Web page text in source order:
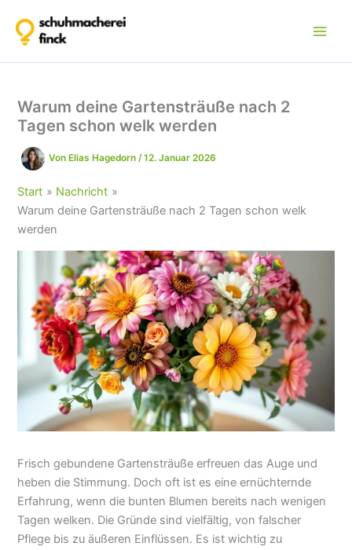
Inhalt
springen
Warum deine Gartensträuße nach 2
Tagen schon welk werden
Von Elias Hagedorn/12. Januar 2026
Start
Nachricht
Warum deine Gartensträuße nach 2 Tagen schon welk
werden
Frisch gebundene Gartensträuße erfreuen das Auge und
heben die Stimmung. Doch oft ist es eine ernüchternde
Erfahrung, wenn die bunten Blumen bereits nach wenigen
Tagen welken. Die Gründe sind vielfältig, von falscher
Pflege bis zu äußeren Einflüssen. Es ist wichtig zu